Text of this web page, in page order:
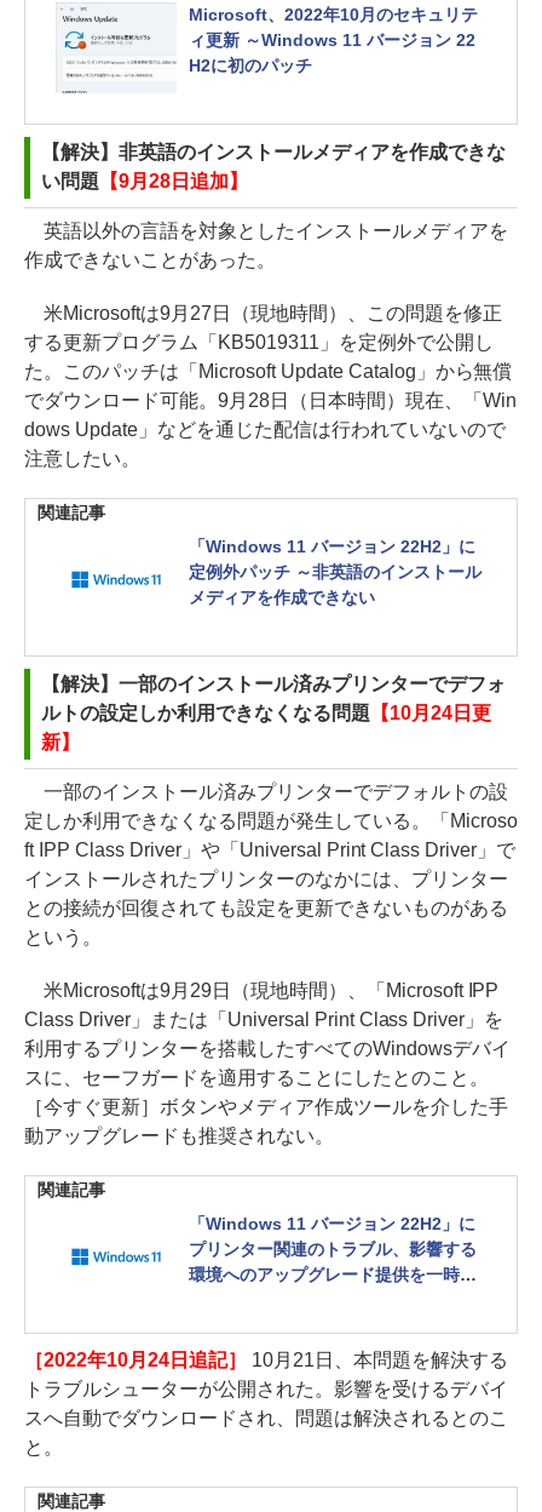
Microsoft、2022年10月のセキュリテ
ィ更新 ～Windows 11 バージョン 22
H2に初のパッチ
【解決】非英語のインストールメディアを作成できな
い問題 【9月28日追加】
英語以外の言語を対象としたインストールメディアを
作成できないことがあった。
米Microsoftは9月27日（現地時間）、この問題を修正
する更新プログラム「KB5019311」を定例外で公開し
た。このパッチは「Microsoft Update Catalog」から無償
でダウンロード可能。9月28日（日本時間）現在、「Win
dows Update」などを通じた配信は行われていないので
注意したい。
関連記事
「Windows 11 バージョン 22H2」に
定例外パッチ ～非英語のインストール
メディアを作成できない
【解決】一部のインストール済みプリンターでデフォ
ルトの設定しか利用できなくなる問題 【10月24日更
新】
一部のインストール済みプリンターでデフォルトの設
定しか利用できなくなる問題が発生している。「Microso
ft IPP Class Driver」や「Universal Print Class Driver」で
インストールされたプリンターのなかには、プリンター
との接続が回復されても設定を更新できないものがある
という。
米Microsoftは9月29日（現地時間）、「Microsoft IPP
Class Driver」または「Universal Print Class Driver」を
利用するプリンターを搭載したすべてのWindowsデバイ
スに、セーフガードを適用することにしたとのこと。
［今すぐ更新］ボタンやメディア作成ツールを介した手
動アップグレードも推奨されない。
関連記事
「Windows 11 バージョン 22H2」に
プリンター関連のトラブル、影響する
環境へのアップグレード提供を一時停
［2022年10月24日追記］ 10月21日、本問題を解決する
トラブルシューターが公開された。影響を受けるデバイ
スへ自動でダウンロードされ、問題は解決されるとのこ
と。
関連記事